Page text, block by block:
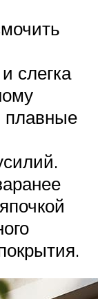
слегка
плавные